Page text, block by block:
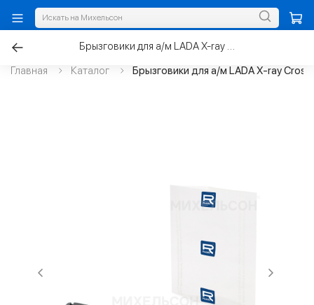
Главная Каталог Брызговики для а/м LADA X-ray